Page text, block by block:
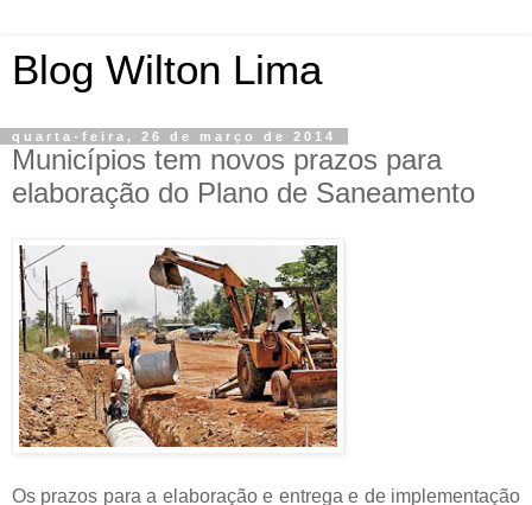
Blog Wilton Lima
quarta-feira, 26 de março de 2014
Municípios tem novos prazos para
elaboração do Plano de Saneamento
Os prazos para a elaboração e entrega e de implementação